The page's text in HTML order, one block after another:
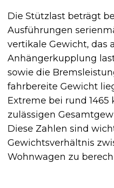
Die Stützlast beträgt
Ausführungen
vertikale Gewicht, das
Anhängerkupplung
sowie die
fahrbereite Gewicht
Extreme bei rund 1465
zulässigen
Diese Zahlen sind
Gewichtsverhältnis
Wohnwagen zu